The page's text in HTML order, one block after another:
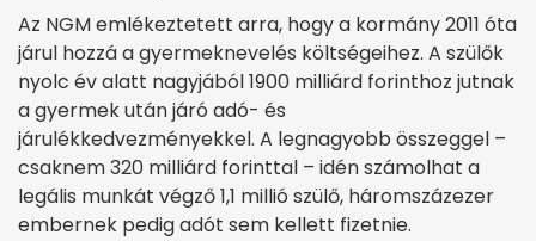
Az NGM emlékeztetett arra, hogy a kormány 2011 óta
járul hozzá a gyermeknevelés költségeihez. A szülők
nyolc év alatt nagyjából 1900 milliárd forinthoz jutnak
a gyermek után járó adó- és
járulékkedvezményekkel. A legnagyobb összeggel –
csaknem 320 milliárd forinttal – idén számolhat a
legális munkát végző 1,1 millió szülő, háromszázezer
embernek pedig adót sem kellett fizetnie.